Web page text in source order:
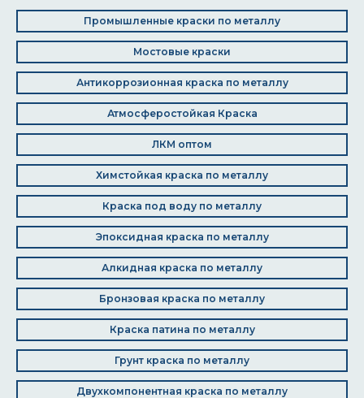
Промышленные краски по металлу
Мостовые краски
Антикоррозионная краска по металлу
Атмосферостойкая Краска
ЛКМ оптом
Химстойкая краска по металлу
Краска под воду по металлу
Эпоксидная краска по металлу
Алкидная краска по металлу
Бронзовая краска по металлу
Краска патина по металлу
Грунт краска по металлу
Двухкомпонентная краска по металлу